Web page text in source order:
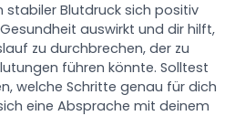
stabiler Blutdruck sich positiv
auswirkt und dir hilft,
zu durchbrechen, der zu
führen könnte. Solltest
welche Schritte genau für dich
eine Absprache mit deinem